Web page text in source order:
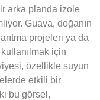
arka planda izole
Guava, doğanın
projeleri ya da
için
özellikle suyun
etkili bir
bu görsel,